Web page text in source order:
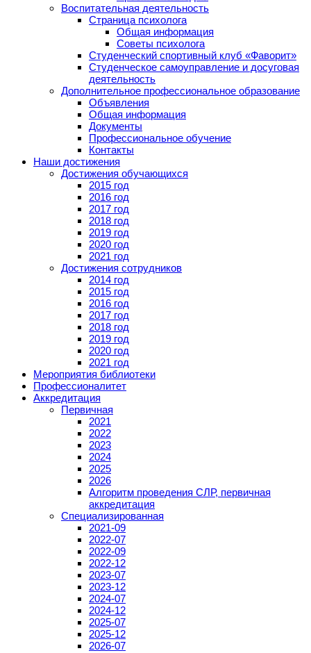
Воспитательная деятельность
Страница психолога
Общая информация
Советы психолога
Студенческий спортивный клуб «Фаворит»
Студенческое самоуправление и досуговая
деятельность
Дополнительное профессиональное образование
Объявления
Общая информация
Документы
Профессиональное обучение
Контакты
Наши достижения
Достижения обучающихся
2015 год
2016 год
2017 год
2018 год
2019 год
2020 год
2021 год
Достижения сотрудников
2014 год
2015 год
2016 год
2017 год
2018 год
2019 год
2020 год
2021 год
Мероприятия библиотеки
Профессионалитет
Аккредитация
Первичная
2021
2022
2023
2024
2025
2026
Алгоритм проведения СЛР, первичная
аккредитация
Специализированная
2021-09
2022-07
2022-09
2022-12
2023-07
2023-12
2024-07
2024-12
2025-07
2025-12
2026-07